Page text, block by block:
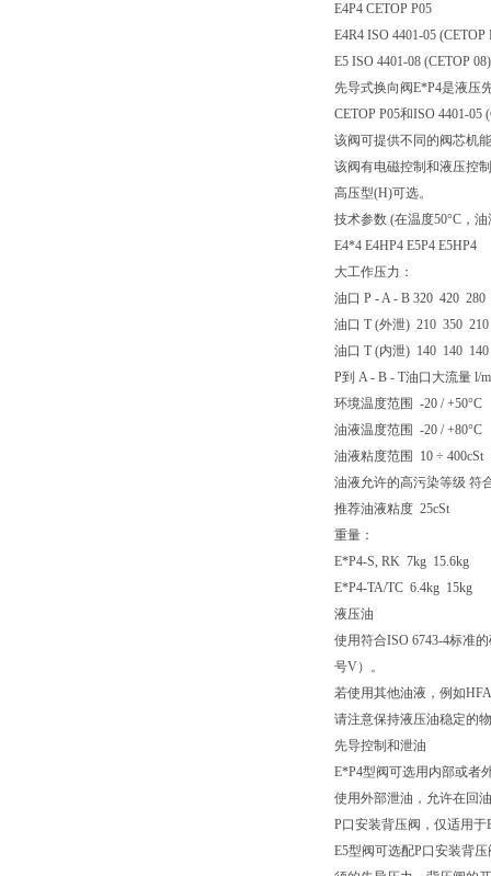
E4P4 CETOP P05
E4R4 ISO 4401-05 (CETOP
E5 ISO 4401-08 (CETOP 08)
先导式换向阀E*P4是液压
CETOP P05和ISO 4401-
该阀可提供不同的阀芯机
该阀有电磁控制和液压控
高压型(H)可选。
技术参数 (在温度50°C，
E4*4 E4HP4 E5P4 E5HP4
大工作压力：
油口 P - A - B 320 420 280
油口 T (外泄) 210 350 210
油口 T (内泄) 140 140 140
P到 A - B - T油口大流量 l/
环境温度范围 -20 / +50°C
油液温度范围 -20 / +80°C
油液粘度范围 10 ÷ 400cSt
油液允许的高污染等级 符
推荐油液粘度 25cSt
重量：
E*P4-S, RK 7kg 15.6kg
E*P4-TA/TC 6.4kg 15kg
液压油
使用符合ISO 6743-4标准
号V）。
若使用其他油液，例如
请注意保持液压油稳定的
先导控制和泄油
E*P4型阀可选用内部或者
使用外部泄油，允许在回
P口安装背压阀，仅适用于
E5型阀可选配P口安装背